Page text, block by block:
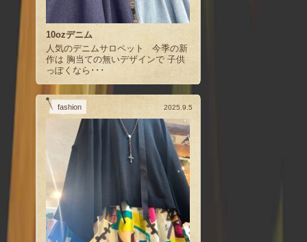
10ozデニム
人気のデニムサロペット 今季の新
作は 胸当ての無いデザインで 子供
っぽくなら･･･
fashion 2025.9.5